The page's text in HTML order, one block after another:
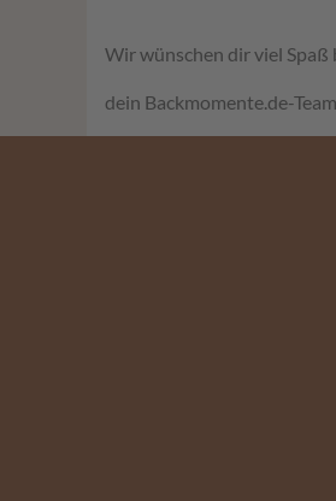
Wir wünschen dir viel Spaß
dein Backmomente.de-Team